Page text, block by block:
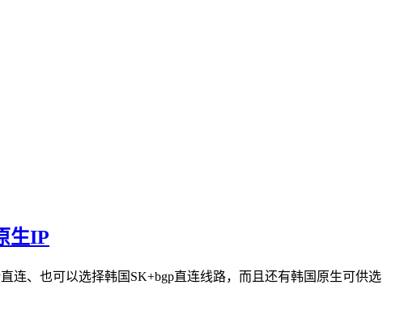
生IP
连、也可以选择韩国SK+bgp直连线路，而且还有韩国原生可供选